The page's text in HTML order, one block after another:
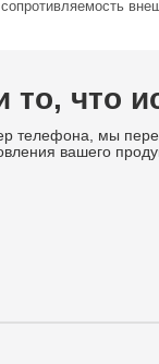
сопротивляемость
то, что
телефона, мы
вашего